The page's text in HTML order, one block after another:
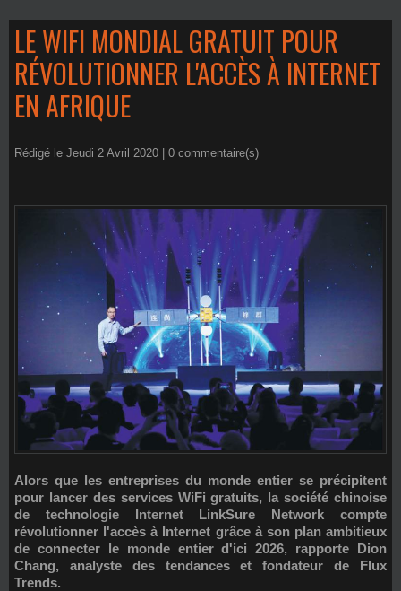
LE WIFI MONDIAL GRATUIT POUR
RÉVOLUTIONNER L'ACCÈS À INTERNET
EN AFRIQUE
Rédigé le Jeudi 2 Avril 2020 | 0 commentaire(s)
Alors que les entreprises du monde entier se précipitent
pour lancer des services WiFi gratuits, la société chinoise
de technologie Internet LinkSure Network compte
révolutionner l'accès à Internet grâce à son plan ambitieux
de connecter le monde entier d'ici 2026, rapporte Dion
Chang, analyste des tendances et fondateur de Flux
Trends.